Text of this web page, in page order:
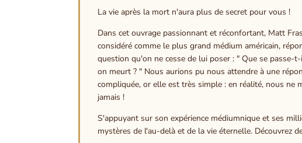
La vie après la mort n'aura plus de secret pour vous !
Dans cet ouvrage passionnant et réconfortant, Matt
considéré comme le plus grand médium américain,
question qu'on ne cesse de lui poser : " Que se passe-
on meurt ? " Nous aurions pu nous attendre à une
compliquée, or elle est très simple : en réalité, nous ne
jamais !
S'appuyant sur son expérience médiumnique et ses
mystères de l'au-delà et de la vie éternelle. Découvrez